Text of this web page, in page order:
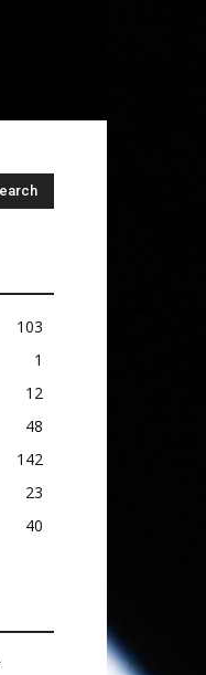
103
1
12
48
142
23
40